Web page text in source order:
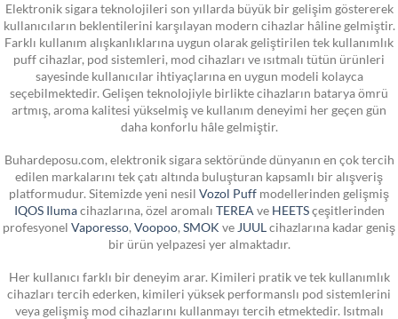
Elektronik sigara teknolojileri son yıllarda büyük bir gelişim göstererek
kullanıcıların beklentilerini karşılayan modern cihazlar hâline gelmiştir.
Farklı kullanım alışkanlıklarına uygun olarak geliştirilen tek kullanımlık
puff cihazlar, pod sistemleri, mod cihazları ve ısıtmalı tütün ürünleri
sayesinde kullanıcılar ihtiyaçlarına en uygun modeli kolayca
seçebilmektedir. Gelişen teknolojiyle birlikte cihazların batarya ömrü
artmış, aroma kalitesi yükselmiş ve kullanım deneyimi her geçen gün
daha konforlu hâle gelmiştir.
Buhardeposu.com, elektronik sigara sektöründe dünyanın en çok tercih
edilen markalarını tek çatı altında buluşturan kapsamlı bir alışveriş
platformudur. Sitemizde yeni nesil Vozol Puff modellerinden gelişmiş
IQOS Ilumacihazlarına, özel aromalı TEREA ve HEETSçeşitlerinden
profesyonel Vaporesso, Voopoo, SMOK ve JUULcihazlarına kadar geniş
bir ürün yelpazesi yer almaktadır.
Her kullanıcı farklı bir deneyim arar. Kimileri pratik ve tek kullanımlık
cihazları tercih ederken, kimileri yüksek performanslı pod sistemlerini
veya gelişmiş mod cihazlarını kullanmayı tercih etmektedir. Isıtmalı